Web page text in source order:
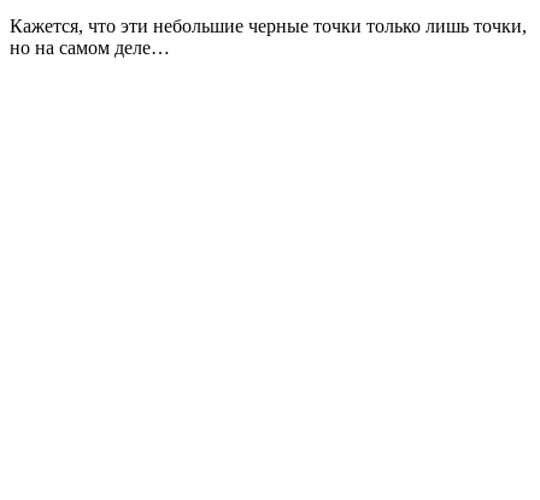
Кажется, что эти небольшие черные точки только лишь точки,
но на самом деле…